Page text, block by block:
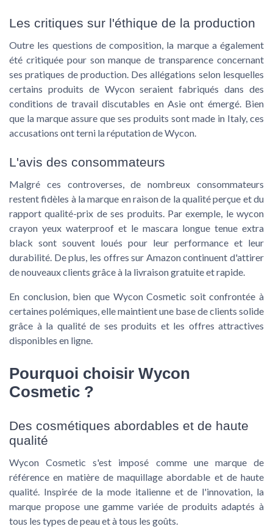
Les critiques sur l'éthique de la production
Outre les questions de composition, la marque a également
été critiquée pour son manque de transparence concernant
ses pratiques de production. Des allégations selon lesquelles
certains produits de Wycon seraient fabriqués dans des
conditions de travail discutables en Asie ont émergé. Bien
que la marque assure que ses produits sont made in Italy, ces
accusations ont terni la réputation de Wycon.
L'avis des consommateurs
Malgré ces controverses, de nombreux consommateurs
restent fidèles à la marque en raison de la qualité perçue et du
rapport qualité-prix de ses produits. Par exemple, le wycon
crayon yeux waterproof et le mascara longue tenue extra
black sont souvent loués pour leur performance et leur
durabilité. De plus, les offres sur Amazoncontinuent d'attirer
de nouveaux clients grâce à la livraison gratuiteet rapide.
En conclusion, bien que Wycon Cosmetic soit confrontée à
certaines polémiques, elle maintient une base de clients solide
grâce à la qualité de ses produits et les offres attractives
disponibles en ligne.
Pourquoi choisir Wycon
Cosmetic ?
Des cosmétiques abordables et de haute
qualité
Wycon Cosmetic s'est imposé comme une marque de
référence en matière de maquillage abordable et de haute
qualité. Inspirée de la mode italienne et de l'innovation, la
marque propose une gamme variée de produits adaptés à
tous les types de peau et à tous les goûts.